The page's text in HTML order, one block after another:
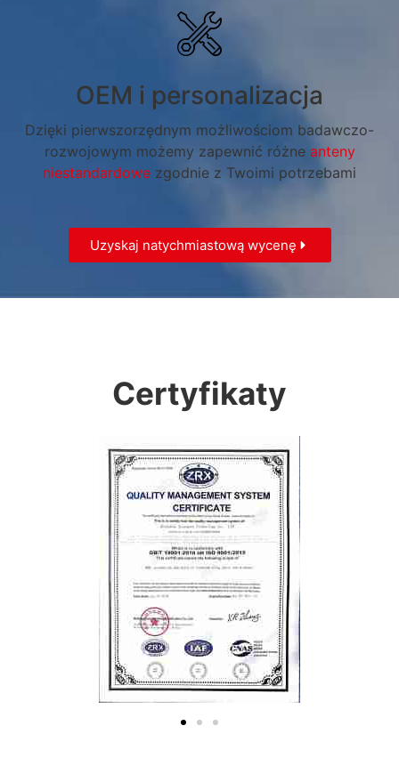
OEM i personalizacja
Dzięki pierwszorzędnym możliwościom badawczo-
rozwojowym możemy zapewnić różne anteny
niestandardowe zgodnie z Twoimi potrzebami
Uzyskaj natychmiastową wycenę
Certyfikaty